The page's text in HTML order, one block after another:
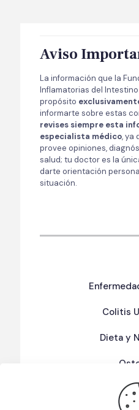
Aviso
La información que la
Inflamatorias del
propósito
informarte sobre estas
revises siempre esta
especialista médico, ya
provee opiniones,
salud; tu doctor es la
darte orientación
situación.
Colitis
Dieta y
Términos Y